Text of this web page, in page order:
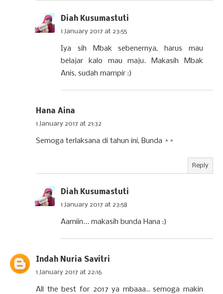
Diah Kusumastuti
1 January 2017 at 23:55
Iya sih Mbak sebenernya, harus mau
belajar kalo mau maju. Makasih Mbak
Anis, sudah mampir :)
Hana Aina
1 January 2017 at 21:32
Semoga terlaksana di tahun ini, Bunda ^^
Reply
Diah Kusumastuti
1 January 2017 at 23:58
Aamiin... makasih bunda Hana :)
Indah Nuria Savitri
1 January 2017 at 22:16
All the best for 2017 ya mbaaa.. semoga makin